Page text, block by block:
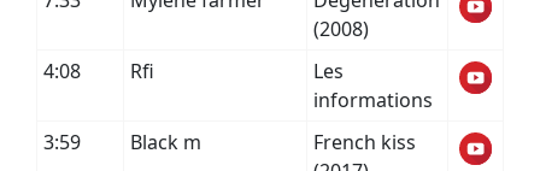
(2008)
4:08
Rfi
Les
informations
3:59
Black m
French kiss